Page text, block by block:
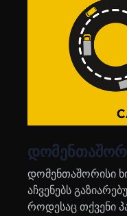
დომენთაშორისი
აჩვენებს
როდესაც თქვენი